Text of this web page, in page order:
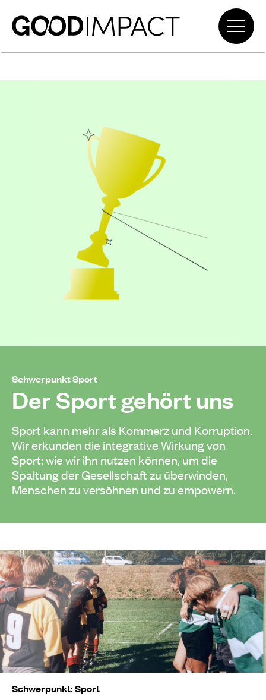
Schwerpunkt Sport
Der Sport gehört uns
Sport kann mehr als Kommerz und Korruption.
Wir erkunden die integrative Wirkung von
Sport: wie wir ihn nutzen können, um die
Spaltung der Gesellschaft zu überwinden,
Menschen zu versöhnen und zu empowern.
Schwerpunkt: Sport